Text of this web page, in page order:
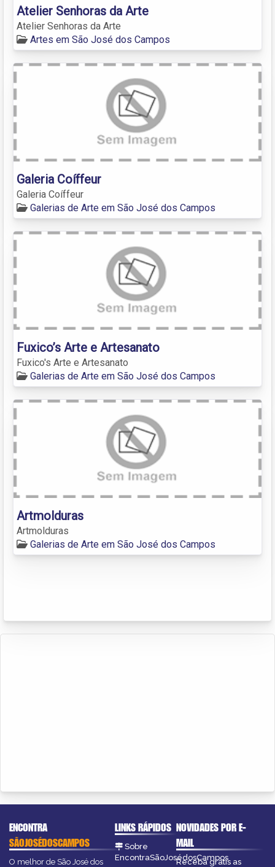
Atelier Senhoras da Arte
Atelier Senhoras da Arte
Artes em São José dos Campos
Galeria Coíffeur
Galeria Coíffeur
Galerias de Arte em São José dos Campos
Fuxico’s Arte e Artesanato
Fuxico's Arte e Artesanato
Galerias de Arte em São José dos Campos
Artmolduras
Artmolduras
Galerias de Arte em São José dos Campos
ENCONTRA
SÃOJOSÉDOSCAMPOS
O melhor de São José dos
LINKS RÁPIDOS
Sobre
EncontraSãoJosédosCampos
NOVIDADES POR E-
MAIL
Receba grátis as